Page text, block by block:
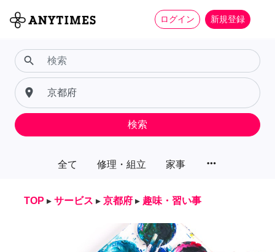
ログイン 新規登録
全て 修理・組立 家事 more_horiz
search
place
検索
TOP ▸ サービス ▸ 京都府 ▸ 趣味・習い事